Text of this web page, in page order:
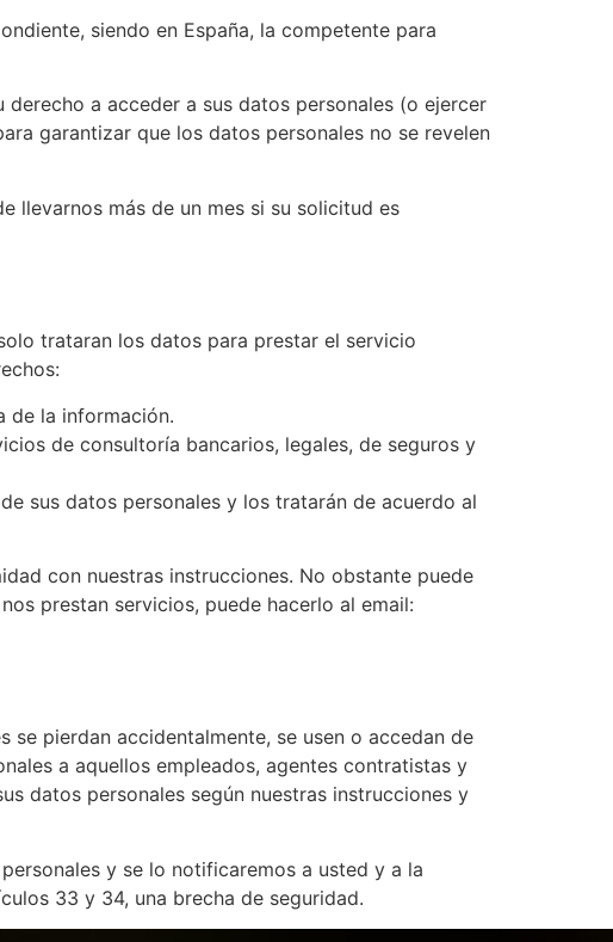
siendo en España, la competente para
a acceder a sus datos personales (o ejercer
garantizar que los datos personales no se revelen
llevarnos más de un mes si su solicitud es
trataran los datos para prestar el servicio
de la información.
de consultoría bancarios, legales, de seguros y
sus datos personales y los tratarán de acuerdo al
con nuestras instrucciones. No obstante puede
prestan servicios, puede hacerlo al email:
se pierdan accidentalmente, se usen o accedan de
a aquellos empleados, agentes contratistas y
datos personales según nuestras instrucciones y
y se lo notificaremos a usted y a la
33 y 34, una brecha de seguridad.